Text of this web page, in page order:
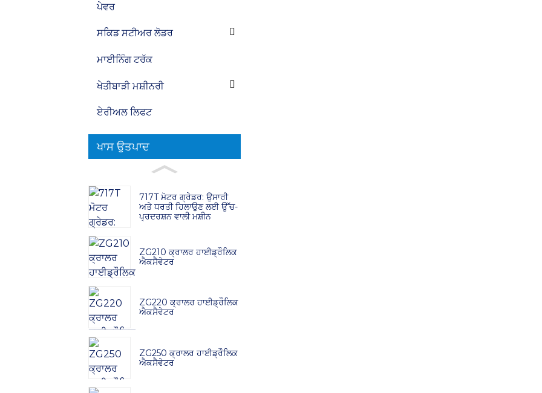
ਪੇਵਰ
ਸਕਿਡ ਸਟੀਅਰ ਲੋਡਰ
ਮਾਈਨਿੰਗ ਟਰੱਕ
ਖੇਤੀਬਾੜੀ ਮਸ਼ੀਨਰੀ
ਏਰੀਅਲ ਲਿਫਟ
ਖਾਸ ਉਤਪਾਦ
717T ਮੋਟਰ ਗ੍ਰੇਡਰ: ਉਸਾਰੀ
ਅਤੇ ਧਰਤੀ ਹਿਲਾਉਣ ਲਈ ਉੱਚ-
ਪ੍ਰਦਰਸ਼ਨ ਵਾਲੀ ਮਸ਼ੀਨ
ZG210 ਕ੍ਰਾਲਰ ਹਾਈਡ੍ਰੌਲਿਕ
ਐਕਸੈਵੇਟਰ
ZG220 ਕ੍ਰਾਲਰ ਹਾਈਡ੍ਰੌਲਿਕ
ਐਕਸੈਵੇਟਰ
ZG250 ਕ੍ਰਾਲਰ ਹਾਈਡ੍ਰੌਲਿਕ
ਐਕਸੈਵੇਟਰ